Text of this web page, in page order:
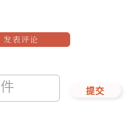
发表评论
提交